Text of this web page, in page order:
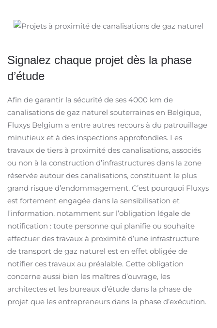
Signalez chaque projet dès la phase
d’étude
Afin de garantir la sécurité de ses 4000 km de
canalisations de gaz naturel souterraines en Belgique,
Fluxys Belgium a entre autres recours à du patrouillage
minutieux et à des inspections approfondies. Les
travaux de tiers à proximité des canalisations, associés
ou non à la construction d’infrastructures dans la zone
réservée autour des canalisations, constituent le plus
grand risque d’endommagement. C’est pourquoi Fluxys
est fortement engagée dans la sensibilisation et
l’information, notamment sur l’obligation légale de
notification : toute personne qui planifie ou souhaite
effectuer des travaux à proximité d’une infrastructure
de transport de gaz naturel est en effet obligée de
notifier ces travaux au préalable. Cette obligation
concerne aussi bien les maîtres d’ouvrage, les
architectes et les bureaux d’étude dans la phase de
projet que les entrepreneurs dans la phase d’exécution.